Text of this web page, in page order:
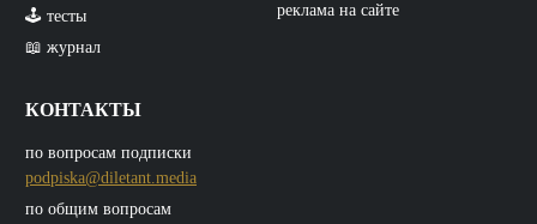
🕹️ тесты
📖 журнал
КОНТАКТЫ
по вопросам подписки
podpiska@diletant.media
по общим вопросам
реклама на сайте